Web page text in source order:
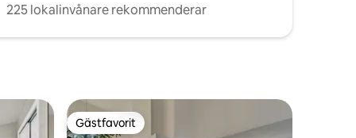
225 lokalinvånare rekommenderar
Gästfavorit
Gästfavorit